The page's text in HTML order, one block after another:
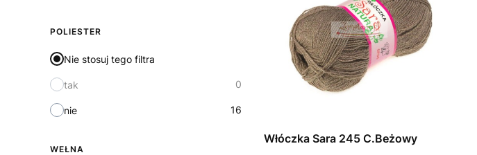
POLIESTER
Nie stosuj tego filtra
tak 0
nie 16
WEŁNA
Włóczka Sara 245 C.Beżowy